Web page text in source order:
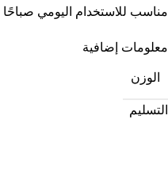
مناسب للاستخدام اليومي صباحًا
معلومات إضافية
الوزن
التسليم